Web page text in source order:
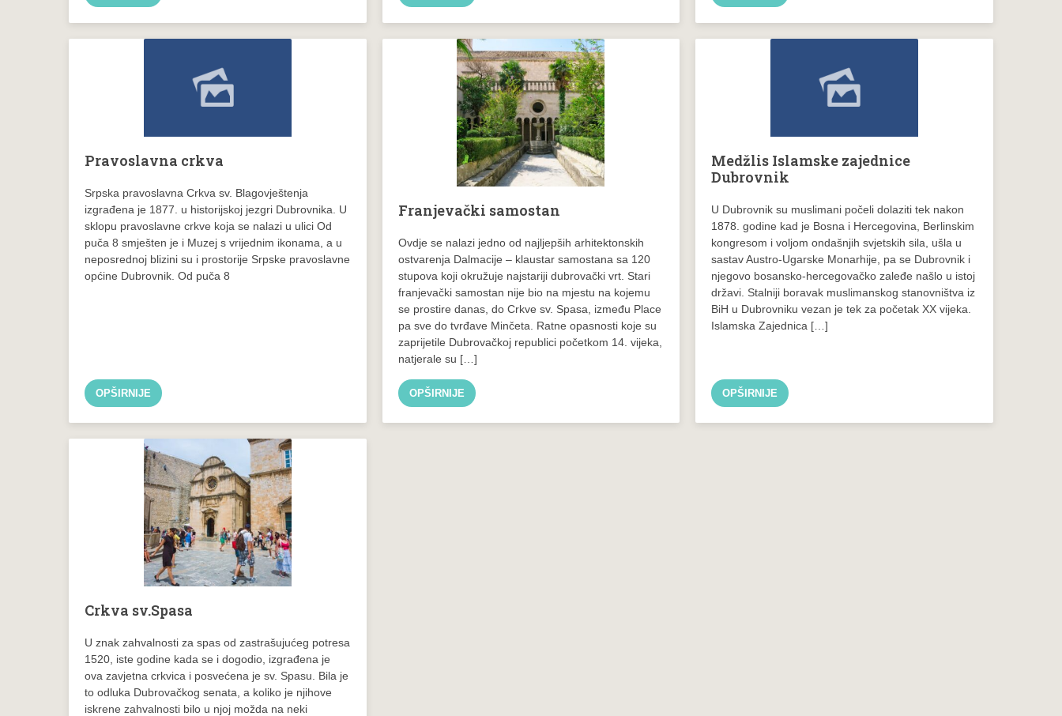
Pravoslavna crkva
Srpska pravoslavna Crkva sv. Blagovještenja
izgrađena je 1877. u historijskoj jezgri Dubrovnika. U
sklopu pravoslavne crkve koja se nalazi u ulici Od
puča 8 smješten je i Muzej s vrijednim ikonama, a u
neposrednoj blizini su i prostorije Srpske pravoslavne
općine Dubrovnik. Od puča 8
OPŠIRNIJE
Franjevački samostan
Ovdje se nalazi jedno od najljepših arhitektonskih
ostvarenja Dalmacije – klaustar samostana sa 120
stupova koji okružuje najstariji dubrovački vrt. Stari
franjevački samostan nije bio na mjestu na kojemu
se prostire danas, do Crkve sv. Spasa, između Place
pa sve do tvrđave Minčeta. Ratne opasnosti koje su
zaprijetile Dubrovačkoj republici početkom 14. vijeka,
natjerale su […]
OPŠIRNIJE
Medžlis Islamske zajednice
Dubrovnik
U Dubrovnik su muslimani počeli dolaziti tek nakon
1878. godine kad je Bosna i Hercegovina, Berlinskim
kongresom i voljom ondašnjih svjetskih sila, ušla u
sastav Austro-Ugarske Monarhije, pa se Dubrovnik i
njegovo bosansko-hercegovačko zaleđe našlo u istoj
državi. Stalniji boravak muslimanskog stanovništva iz
BiH u Dubrovniku vezan je tek za početak XX vijeka.
Islamska Zajednica […]
OPŠIRNIJE
Crkva sv.Spasa
U znak zahvalnosti za spas od zastrašujućeg potresa
1520, iste godine kada se i dogodio, izgrađena je
ova zavjetna crkvica i posvećena je sv. Spasu. Bila je
to odluka Dubrovačkog senata, a koliko je njihove
iskrene zahvalnosti bilo u njoj možda na neki